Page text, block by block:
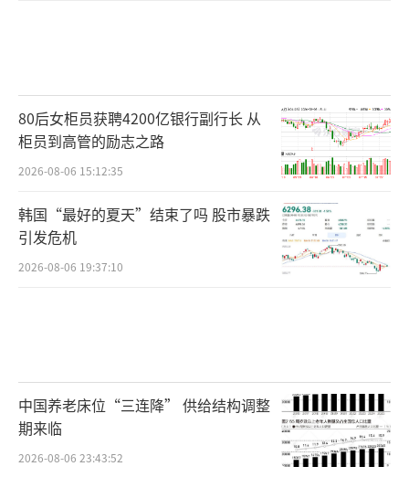
80后女柜员获聘4200亿银行副行长 从
柜员到高管的励志之路
2026-08-06 15:12:35
韩国“最好的夏天”结束了吗 股市暴跌
引发危机
2026-08-06 19:37:10
中国养老床位“三连降” 供给结构调整
期来临
2026-08-06 23:43:52